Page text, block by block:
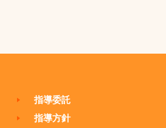
指導委託
指導方針